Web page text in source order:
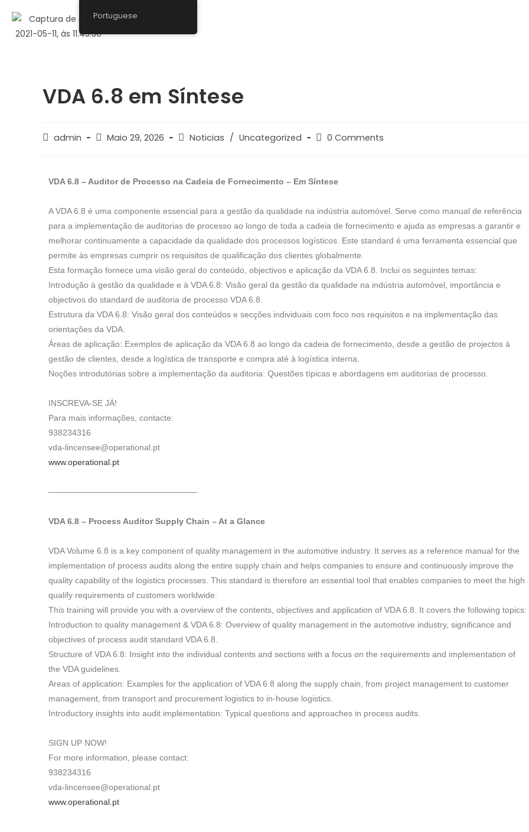
VDA 6.8 em Síntese
admin Maio 29, 2026 Noticias / Uncategorized 0 Comments
VDA 6.8 – Auditor de Processo na Cadeia de Fornecimento – Em Síntese
A VDA 6.8 é uma componente essencial para a gestão da qualidade na indústria automóvel. Serve como manual de referência
para a implementação de auditorias de processo ao longo de toda a cadeia de fornecimento e ajuda as empresas a garantir e
melhorar continuamente a capacidade da qualidade dos processos logísticos. Este standard é uma ferramenta essencial que
permite às empresas cumprir os requisitos de qualificação dos clientes globalmente.
Esta formação fornece uma visão geral do conteúdo, objectivos e aplicação da VDA 6.8. Inclui os seguintes temas:
Introdução à gestão da qualidade e à VDA 6.8: Visão geral da gestão da qualidade na indústria automóvel, importância e
objectivos do standard de auditoria de processo VDA 6.8.
Estrutura da VDA 6.8: Visão geral dos conteúdos e secções individuais com foco nos requisitos e na implementação das
orientações da VDA.
Áreas de aplicação: Exemplos de aplicação da VDA 6.8 ao longo da cadeia de fornecimento, desde a gestão de projectos à
gestão de clientes, desde a logística de transporte e compra até à logística interna.
Noções introdutórias sobre a implementação da auditoria: Questões típicas e abordagens em auditorias de processo.
INSCREVA-SE JÁ!
Para mais informações, contacte:
938234316
vda-lincensee@operational.pt
www.operational.pt
——————————————————
VDA 6.8 – Process Auditor Supply Chain – At a Glance
VDA Volume 6.8 is a key component of quality management in the automotive industry. It serves as a reference manual for the
implementation of process audits along the entire supply chain and helps companies to ensure and continuously improve the
quality capability of the logistics processes. This standard is therefore an essential tool that enables companies to meet the high
qualify requirements of customers worldwide.
This training will provide you with a overview of the contents, objectives and application of VDA 6.8. It covers the following topics:
Introduction to quality management & VDA 6.8: Overview of quality management in the automotive industry, significance and
objectives of process audit standard VDA 6.8.
Structure of VDA 6.8: Insight into the individual contents and sections with a focus on the requirements and implementation of
the VDA guidelines.
Areas of application: Examples for the application of VDA 6.8 along the supply chain, from project management to customer
management, from transport and procurement logistics to in-house logistics.
Introductory insights into audit implementation: Typical questions and approaches in process audits.
SIGN UP NOW!
For more information, please contact:
938234316
vda-lincensee@operational.pt
www.operational.pt
Portuguese